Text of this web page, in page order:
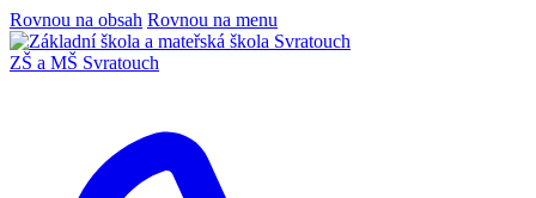
Rovnou na obsah Rovnou na menu
ZŠ a MŠ Svratouch